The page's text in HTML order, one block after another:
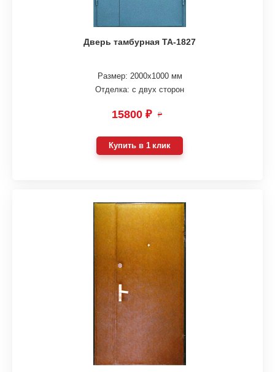
Дверь тамбурная ТА-1827
Размер: 2000х1000 мм
Отделка: с двух сторон
15800 ₽ ₽
Купить в 1 клик